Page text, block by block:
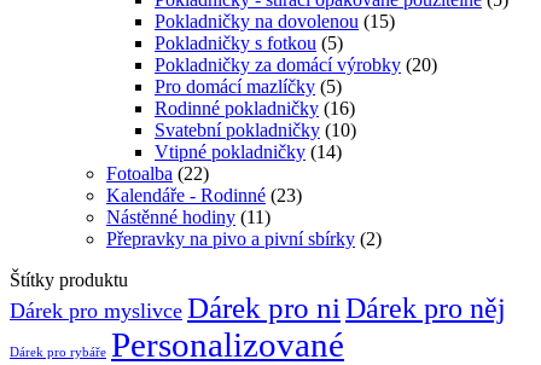
Pokladničky na dovolenou (15)
Pokladničky s fotkou (5)
Pokladničky za domácí výrobky (20)
Pro domácí mazlíčky (5)
Rodinné pokladničky (16)
Svatební pokladničky (10)
Vtipné pokladničky (14)
Fotoalba (22)
Kalendáře - Rodinné (23)
Nástěnné hodiny (11)
Přepravky na pivo a pivní sbírky (2)
Štítky produktu
Dárek pro myslivce Dárek pro ni Dárek pro něj
Dárek pro rybáře Personalizované